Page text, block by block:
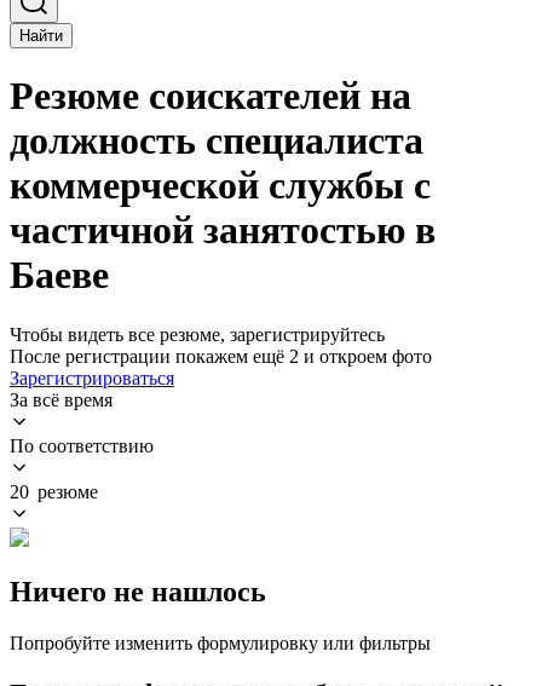
Найти
Резюме соискателей на
должность специалиста
коммерческой службы с
частичной занятостью в
Баеве
Чтобы видеть все резюме, зарегистрируйтесь
После регистрации покажем ещё 2 и откроем фото
Зарегистрироваться
За всё время
По соответствию
20 резюме
Ничего не нашлось
Попробуйте изменить формулировку или фильтры